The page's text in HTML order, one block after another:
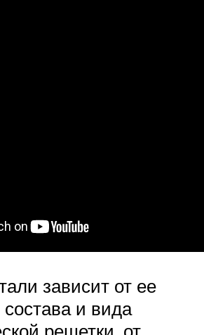
зависит от ее
и вида